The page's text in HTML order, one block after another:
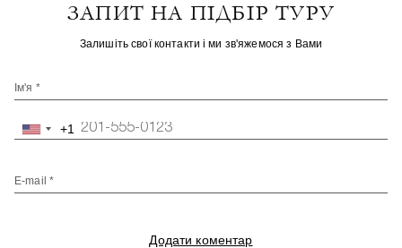
ЗАПИТ НА ПІДБІР ТУРУ
Залишіть свої контакти і ми зв'яжемося з Вами
Ім'я *
United+1
E-mail *
Додати коментар